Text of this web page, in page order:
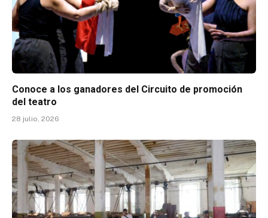
Conoce a los ganadores del Circuito de promoción
del teatro
28 julio, 2026